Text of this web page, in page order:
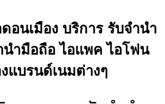
อนเมือง บริการ รับจำนำ
ำมือถือ ไอแพค ไอโฟน
แบรนด์เนมต่างๆ